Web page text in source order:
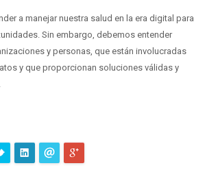
a manejar nuestra salud en la era digital para
Sin embargo, debemos entender
y personas, que están involucradas
y que proporcionan soluciones válidas y